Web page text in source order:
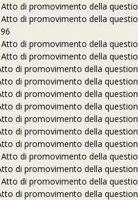
di promovimento della
di promovimento della
di promovimento della
di promovimento della
di promovimento della
di promovimento della
di promovimento della
di promovimento della
di promovimento della
di promovimento della
di promovimento della
di promovimento della
di promovimento della
di promovimento della
di promovimento della